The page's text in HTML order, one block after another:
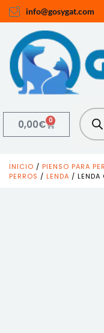
info@gosygat.com
0,00€ 0
INICIO / PIENSO PARA
PERROS / LENDA / LENDA